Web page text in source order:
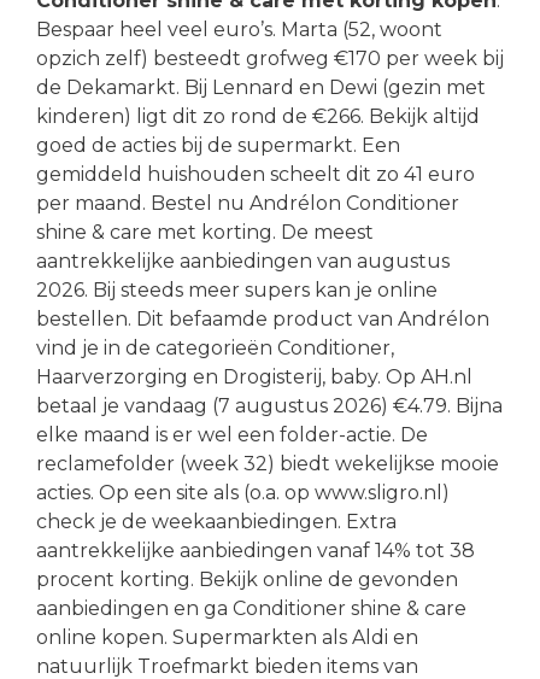
Bespaar heel veel euro’s. Marta (52, woont
opzich zelf) besteedt grofweg €170 per week bij
de Dekamarkt. Bij Lennard en Dewi (gezin met
kinderen) ligt dit zo rond de €266. Bekijk altijd
goed de acties bij de supermarkt. Een
gemiddeld huishouden scheelt dit zo 41 euro
per maand. Bestel nu Andrélon Conditioner
shine & care met korting. De meest
aantrekkelijke aanbiedingen van augustus
2026. Bij steeds meer supers kan je online
bestellen. Dit befaamde product van Andrélon
vind je in de categorieën Conditioner,
Haarverzorging en Drogisterij, baby. Op AH.nl
betaal je vandaag (7 augustus 2026) €4.79. Bijna
elke maand is er wel een folder-actie. De
reclamefolder (week 32) biedt wekelijkse mooie
acties. Op een site als (o.a. op www.sligro.nl)
check je de weekaanbiedingen. Extra
aantrekkelijke aanbiedingen vanaf 14% tot 38
procent korting. Bekijk online de gevonden
aanbiedingen en ga Conditioner shine & care
online kopen. Supermarkten als Aldi en
natuurlijk Troefmarkt bieden items van